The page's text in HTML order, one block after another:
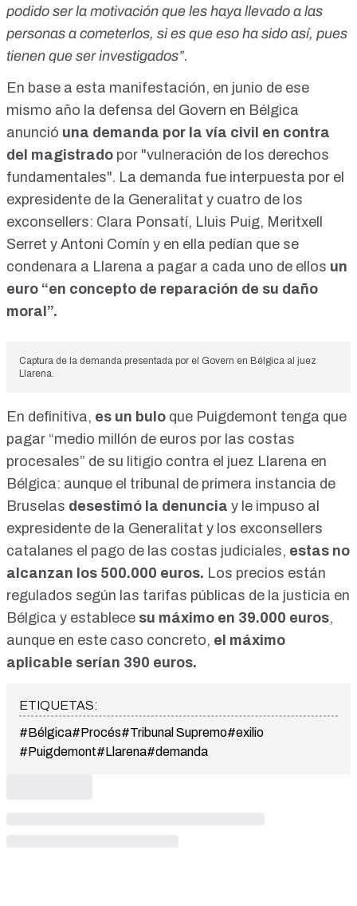
podido ser la motivación que les haya llevado a las
personas a cometerlos, si es que eso ha sido así, pues
tienen que ser investigados”.
En base a esta manifestación, en junio de ese
mismo año la defensa del Govern en Bélgica
anunció una demanda por la vía civil en contra
del magistrado por "vulneración de los derechos
fundamentales". La demanda fue interpuesta por el
expresidente de la Generalitat y cuatro de los
exconsellers: Clara Ponsatí, Lluis Puig, Meritxell
Serret y Antoni Comín y en ella pedían que se
condenara a Llarena a pagar a cada uno de ellos un
euro “en concepto de reparación de su daño
moral”.
Captura de la demanda presentada por el Govern en Bélgica al juez
Llarena.
En definitiva, es un bulo que Puigdemont tenga que
pagar “medio millón de euros por las costas
procesales” de su litigio contra el juez Llarena en
Bélgica: aunque el tribunal de primera instancia de
Bruselas desestimó la denuncia y le impuso al
expresidente de la Generalitat y los exconsellers
catalanes el pago de las costas judiciales, estas no
alcanzan los 500.000 euros. Los precios están
regulados según las tarifas públicas de la justicia en
Bélgica y establece su máximo en 39.000 euros,
aunque en este caso concreto, el máximo
aplicable serían 390 euros.
ETIQUETAS:
#Bélgica#Procés#Tribunal Supremo#exilio
#Puigdemont#Llarena#demanda